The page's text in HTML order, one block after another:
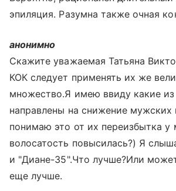
эпиляция. Разумна также очная
анонимно
Скажите уважаемая Татьяна
КОК следует применять их же
множество.Я имею ввиду какие
направлены на снижение мужских
понимаю это от их переизбытка у
волосатость повысилась?) Я
и "Диане-35".Что лучше?Или
еще лучше.